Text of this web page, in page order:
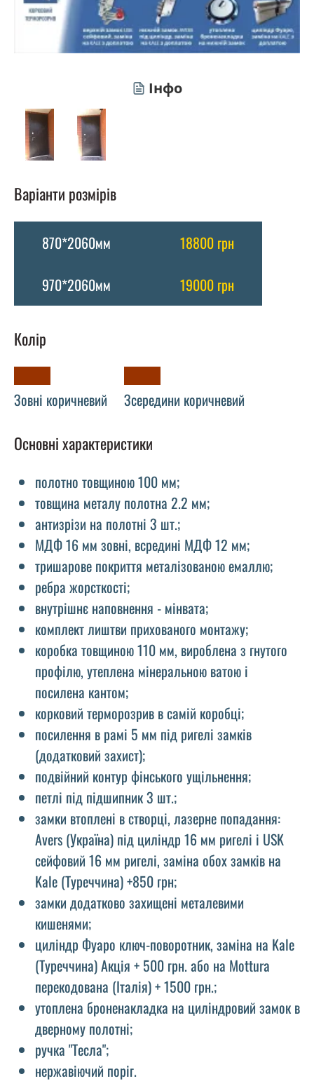
Інфо
Варіанти розмірів
870*2060мм
18800 грн
970*2060мм
19000 грн
Колір
Зовні коричневий Зсередини коричневий
Основні характеристики
полотно товщиною 100 мм;
товщина металу полотна 2.2 мм;
антизрізи на полотні 3 шт.;
МДФ 16 мм зовні, всредині МДФ 12 мм;
тришарове покриття металізованою емаллю;
ребра жорсткості;
внутрішнє наповнення - мінвата;
комплект лиштви прихованого монтажу;
коробка товщиною 110 мм, вироблена з гнутого
профілю, утеплена мінеральною ватою і
посилена кантом;
корковий терморозрив в самій коробці;
посилення в рамі 5 мм під ригелі замків
(додатковий захист);
подвійний контур фінського ущільнення;
петлі під підшипник 3 шт.;
замки втоплені в створці, лазерне попадання:
Avers (Україна) під циліндр 16 мм ригелі і USK
сейфовий 16 мм ригелі, заміна обох замків на
Kale (Туреччина) +850 грн;
замки додатково захищені металевими
кишенями;
циліндр Фуаро ключ-поворотник, заміна на Kale
(Туреччина) Акція + 500 грн. або на Mottura
перекодована (Італія) + 1500 грн.;
утоплена броненакладка на циліндровий замок в
дверному полотні;
ручка "Тесла";
нержавіючий поріг.